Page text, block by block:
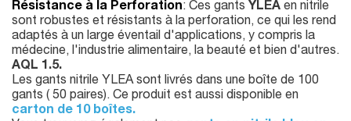
Résistance à la Perforation: Ces gants YLEA en nitrile
sont robustes et résistants à la perforation, ce qui les rend
adaptés à un large éventail d'applications, y compris la
médecine, l'industrie alimentaire, la beauté et bien d'autres.
AQL 1.5.
Les gants nitrile YLEA sont livrés dans une boîte de 100
gants ( 50 paires). Ce produit est aussi disponible en
carton de 10 boîtes.